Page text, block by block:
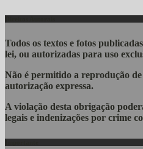
Todos os textos e fotos publicadas
lei, ou autorizadas para uso
Não é permitido a reprodução
autorização expressa.
A violação desta obrigação
legais e indenizações por crime